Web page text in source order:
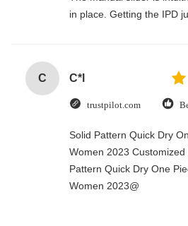
in place. Getting the IPD
C C*l
trustpilot.com
Solid Pattern Quick Dry
Women 2023
Pattern Quick Dry One
Women 2023@